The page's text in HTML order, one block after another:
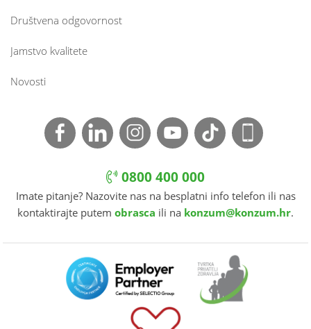
Društvena odgovornost
Jamstvo kvalitete
Novosti
0800 400 000
Imate pitanje? Nazovite nas na besplatni info telefon ili nas
kontaktirajte putem obrasca ili na konzum@konzum.hr.